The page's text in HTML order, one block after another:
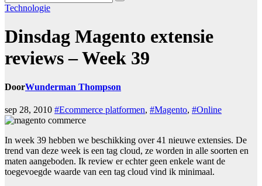
Technologie
Dinsdag Magento extensie
reviews – Week 39
DoorWunderman Thompson
sep 28, 2010 #Ecommerce platformen, #Magento, #Online
In week 39 hebben we beschikking over 41 nieuwe extensies. De
trend van deze week is een tag cloud, ze worden in alle soorten en
maten aangeboden. Ik review er echter geen enkele want de
toegevoegde waarde van een tag cloud vind ik minimaal.